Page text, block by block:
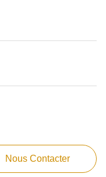
Nous Contacter